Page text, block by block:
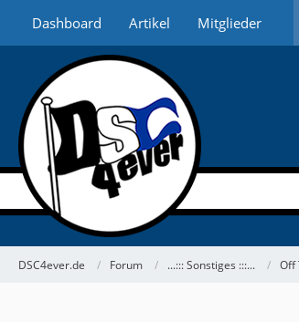
Dashboard Artikel Mitglieder
DSC4ever.de Forum ...::: Sonstiges :::... Off